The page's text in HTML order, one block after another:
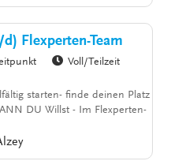
Flexperten-Team
Voll/Teilzeit
starten- finde deinen Platz
DU Willst - Im Flexperten-